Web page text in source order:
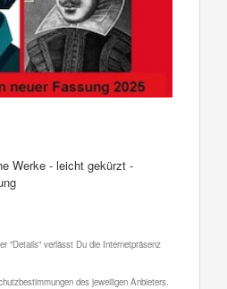
Werke - leicht gekürzt -
"Details" verlässt Du die Internetpräsenz
des jeweiligen Anbieters.